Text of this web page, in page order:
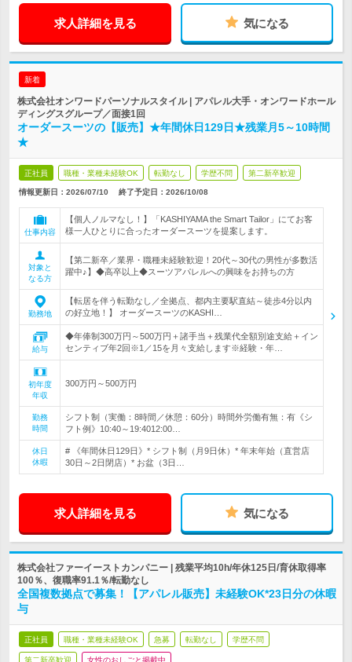
求人詳細を見る 気になる
新着
株式会社オンワードパーソナルスタイル | アパレル大手・オンワードホール
ディングスグループ／面接1回
オーダースーツの【販売】★年間休日129日★残業月5～10時間
★
正社員 職種・業種未経験OK 転勤なし 学歴不問 第二新卒歓迎
情報更新日：2026/07/10 終了予定日： 2026/10/08
仕事内容
【個人ノルマなし！】「KASHIYAMA the Smart Tailor」にてお客
様一人ひとりに合ったオーダースーツを提案します。
対象と
なる方
【第二新卒／業界・職種未経験歓迎！20代～30代の男性が多数活
躍中♪】◆高卒以上◆スーツアパレルへの興味をお持ちの方
勤務地
【転居を伴う転勤なし／全拠点、都内主要駅直結～徒歩4分以内
の好立地！】 オーダースーツのKASHI…
給与
◆年俸制300万円～500万円＋諸手当＋残業代全額別途支給＋イン
センティブ年2回※1／15を月々支給します※経験・年…
初年度
年収
300万円～500万円
勤務
時間
シフト制（実働：8時間／休憩：60分）時間外労働有無：有《シ
フト例》10:40～19:4012:00…
休日
休暇
# 《年間休日129日》* シフト制（月9日休）* 年末年始（直営店
30日～2日閉店）* お盆（3日…
求人詳細を見る 気になる
株式会社ファーイーストカンパニー | 残業平均10h/年休125日/育休取得率
100％、復職率91.1％/転勤なし
全国複数拠点で募集！【アパレル販売】未経験OK*23日分の休暇
与
正社員 職種・業種未経験OK 急募 転勤なし 学歴不問
第二新卒歓迎 女性のおしごと掲載中